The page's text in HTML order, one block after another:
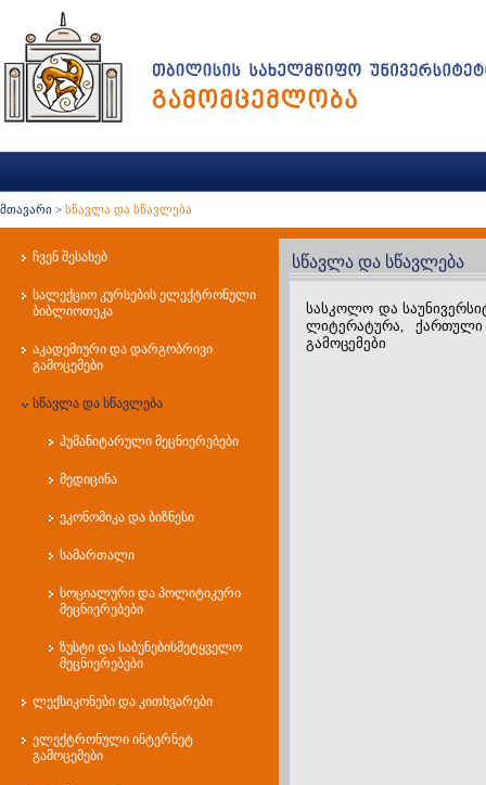
მთავარი > სწავლა და სწავლება
ჩვენ შესახებ
სალექციო კურსების ელექტრონული
ბიბლიოთეკა
აკადემიური და დარგობრივი
გამოცემები
სწავლა და სწავლება
ჰუმანიტარული მეცნიერებები
მედიცინა
ეკონომიკა და ბიზნესი
სამართალი
სოციალური და პოლიტიკური
მეცნიერებები
ზუსტი და საბუნებისმეტყველო
მეცნიერებები
ლექსიკონები და კითხვარები
ელექტრონული ინტერნეტ
გამოცემები
სწავლა და სწავლება
სასკოლო და
ლიტერატურა,
გამოცემები